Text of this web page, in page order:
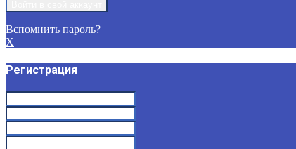
Вспомнить пароль?
X
Регистрация